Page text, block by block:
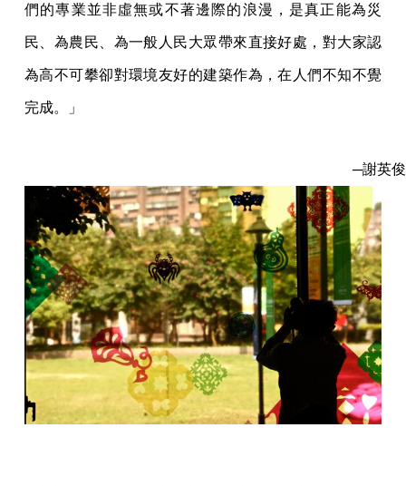
們的專業並非虛無或不著邊際的浪漫，是真正能為災
民、為農民、為一般人民大眾帶來直接好處，對大家認
為高不可攀卻對環境友好的建築作為，在人們不知不覺
完成。」
─謝英俊